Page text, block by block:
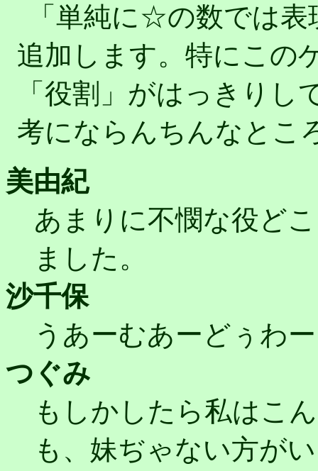
「単純に☆の数では
追加します。特にこの
「役割」がはっきり
考にならんちんなとこ
美由紀
あまりに不憫な役ど
ました。
沙千保
うあーむあーどぅわー
つぐみ
もしかしたら私はこ
も、妹ぢゃない方が